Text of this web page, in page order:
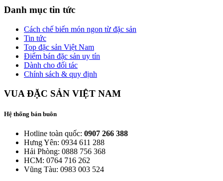
Danh mục tin tức
Cách chế biến món ngon từ đặc sản
Tin tức
Top đặc sản Việt Nam
Điểm bán đặc sản uy tín
Dành cho đối tác
Chính sách & quy định
VUA ĐẶC SẢN VIỆT NAM
Hệ thống bán buôn
Hotline toàn quốc: 0907 266 388
Hưng Yên: 0934 611 288
Hải Phòng: 0888 756 368
HCM: 0764 716 262
Vũng Tàu: 0983 003 524